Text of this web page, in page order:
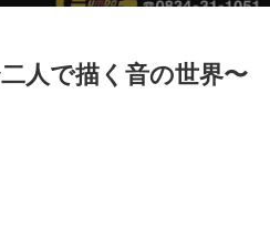
人で描く音の世界〜